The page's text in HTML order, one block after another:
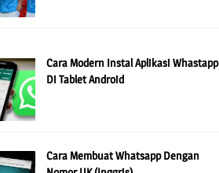
Cara Modern Instal Aplikasi Whastapp
Di Tablet Android
Cara Membuat Whatsapp Dengan